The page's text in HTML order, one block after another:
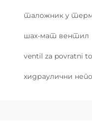
таложник у
шах-мат вентил
ventil za povratni
хидраулични